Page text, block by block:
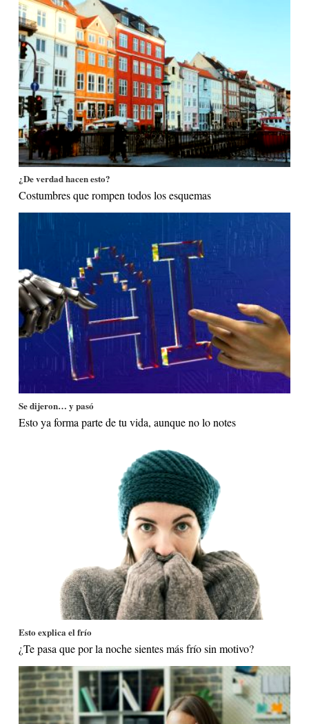
¿De verdad hacen esto?
Costumbres que rompen todos los esquemas
Se dijeron… y pasó
Esto ya forma parte de tu vida, aunque no lo notes
Esto explica el frío
¿Te pasa que por la noche sientes más frío sin motivo?